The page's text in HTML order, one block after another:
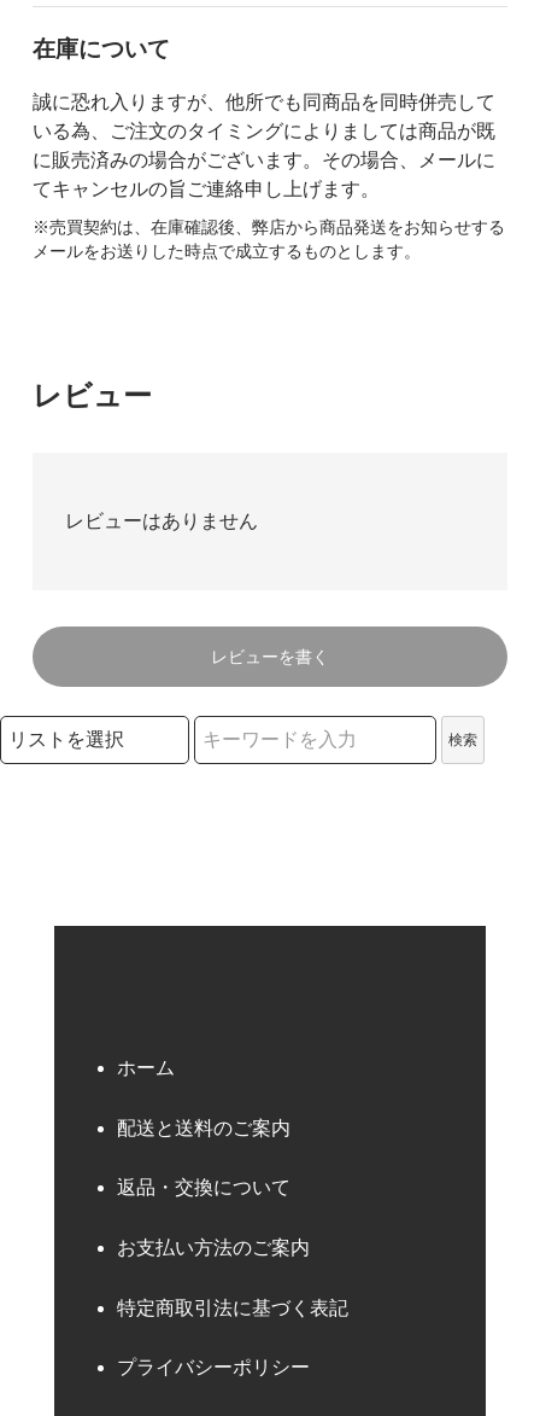
在庫について
誠に恐れ入りますが、他所でも同商品を同時併売して
いる為、ご注文のタイミングによりましては商品が既
に販売済みの場合がございます。その場合、メールに
てキャンセルの旨ご連絡申し上げます。
※売買契約は、在庫確認後、弊店から商品発送をお知らせする
メールをお送りした時点で成立するものとします。
レビュー
レビューはありません
レビューを書く
検索リストの選択
検索
ホーム
配送と送料のご案内
返品・交換について
お支払い方法のご案内
特定商取引法に基づく表記
プライバシーポリシー